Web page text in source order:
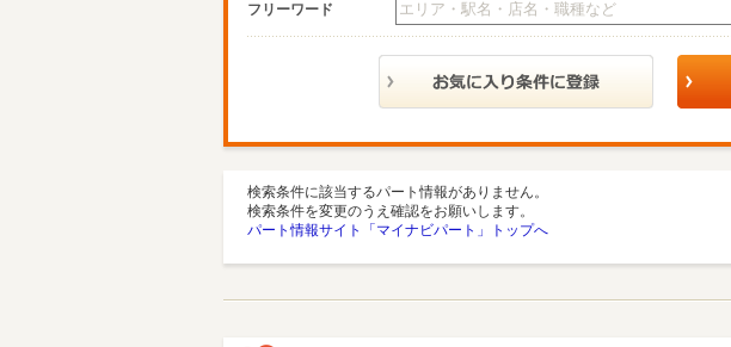
フリーワード
検索条件に該当するパート情報がありません。
検索条件を変更のうえ確認をお願いします。
パート情報サイト「マイナビパート」トップへ